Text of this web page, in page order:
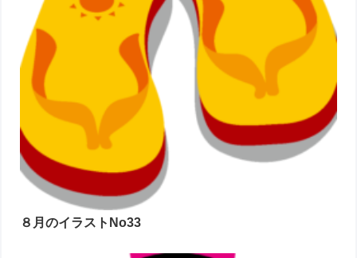
８月のイラストNo33